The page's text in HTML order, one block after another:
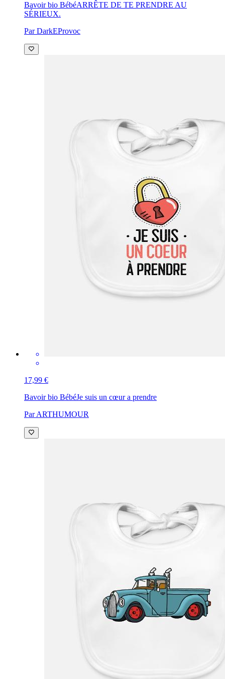
Bavoir bio BébéARRÊTE DE TE PRENDRE AU
SÉRIEUX.
Par DarkEProvoc
17,99 €
Bavoir bio BébéJe suis un cœur a prendre
Par ARTHUMOUR